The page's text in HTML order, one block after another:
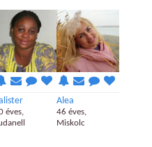
éves,
Alea
46 éves,
Miskolc